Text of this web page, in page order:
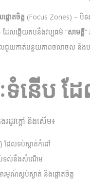
តោតចិត្ត (Focus Zones) – បិទ
ដែលឆ្លើយតបនឹង​វប្បធម៌ “សាមគ្គី”
ជួយកាត់បន្ថយ​ភាព​ចលាចល និង​ប
ៈ​ទំនើប
រដូវក្តៅ និង​សើម៖
) ដែល​ទប់​ស្កាត់​កំដៅ
ប់ទល់​នឹង​សំណើម
រម្មណ៍​ស្ងប់ស្ងាត់ និង​ផ្តោតចិត្ត